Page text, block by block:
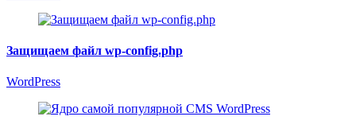
Защищаем файл wp-config.php
WordPress